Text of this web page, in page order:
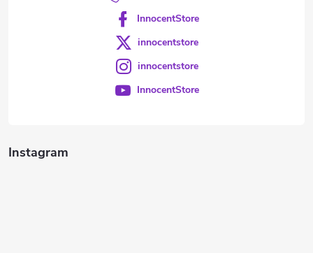
Instagram
InnocentStore
innocentstore
innocentstore
InnocentStore